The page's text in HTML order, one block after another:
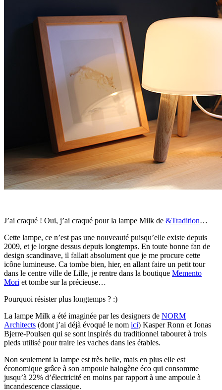
J’ai craqué ! Oui, j’ai craqué pour la lampe Milk de &Tradition…
Cette lampe, ce n’est pas une nouveauté puisqu’elle existe depuis
2009, et je lorgne dessus depuis longtemps. En toute bonne fan de
design scandinave, il fallait absolument que je me procure cette
icône lumineuse. Ca tombe bien, hier, en allant faire un petit tour
dans le centre ville de Lille, je rentre dans la boutique Memento
Mori et tombe sur la précieuse…
Pourquoi résister plus longtemps ? :)
La lampe Milk a été imaginée par les designers de NORM
Architects (dont j’ai déjà évoqué le nom ici) Kasper Ronn et Jonas
Bjerre-Poulsen qui se sont inspirés du traditionnel tabouret à trois
pieds utilisé pour traire les vaches dans les étables.
Non seulement la lampe est très belle, mais en plus elle est
économique grâce à son ampoule halogène éco qui consomme
jusqu’à 22% d’électricité en moins par rapport à une ampoule à
incandescence classique.